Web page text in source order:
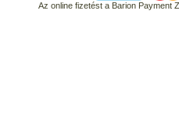
Az online fizetést a Barion Payment